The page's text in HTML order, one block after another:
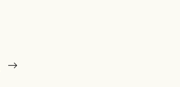
→